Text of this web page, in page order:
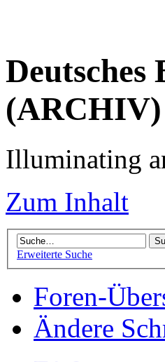
Deutsches
(ARCHIV)
Illuminating
Zum Inhalt
Erweiterte Suche
Foren-
Ändere